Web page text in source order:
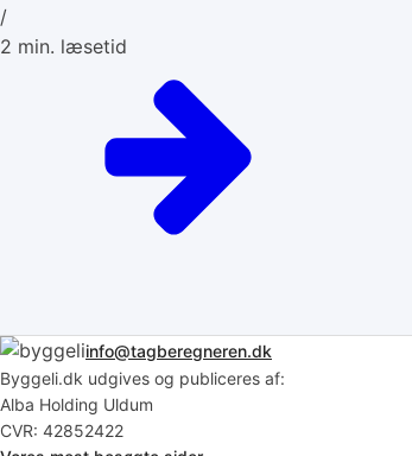
/
2 min. læsetid
info@tagberegneren.dk
Byggeli.dk udgives og publiceres af:
Alba Holding Uldum
CVR: 42852422